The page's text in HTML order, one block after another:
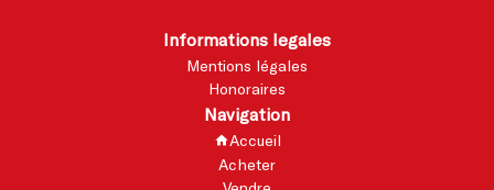
Informations legales
Mentions légales
Honoraires
Navigation
Accueil
Acheter